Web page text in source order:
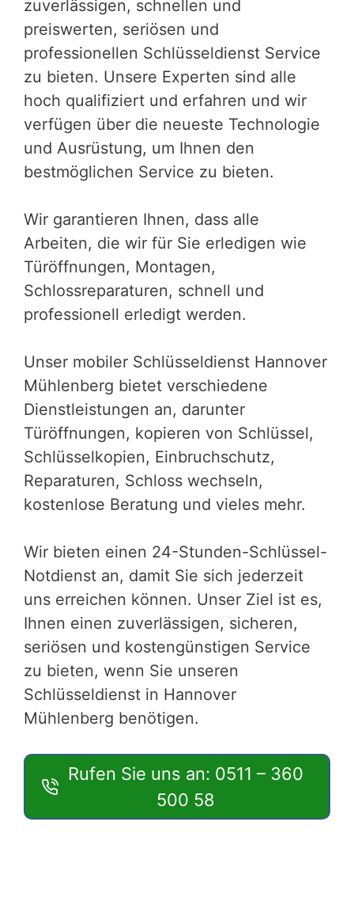
zuverlässigen, schnellen und
preiswerten, seriösen und
professionellen Schlüsseldienst Service
zu bieten. Unsere Experten sind alle
hoch qualifiziert und erfahren und wir
verfügen über die neueste Technologie
und Ausrüstung, um Ihnen den
bestmöglichen Service zu bieten.
Wir garantieren Ihnen, dass alle
Arbeiten, die wir für Sie erledigen wie
Türöffnungen, Montagen,
Schlossreparaturen, schnell und
professionell erledigt werden.
Unser mobiler Schlüsseldienst Hannover
Mühlenberg bietet verschiedene
Dienstleistungen an, darunter
Türöffnungen, kopieren von Schlüssel,
Schlüsselkopien, Einbruchschutz,
Reparaturen, Schloss wechseln,
kostenlose Beratung und vieles mehr.
Wir bieten einen 24-Stunden-Schlüssel-
Notdienst an, damit Sie sich jederzeit
uns erreichen können. Unser Ziel ist es,
Ihnen einen zuverlässigen, sicheren,
seriösen und kostengünstigen Service
zu bieten, wenn Sie unseren
Schlüsseldienst in Hannover
Mühlenberg benötigen.
Rufen Sie uns an: 0511 – 360
500 58